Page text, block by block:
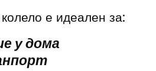
е идеален за:
у дома